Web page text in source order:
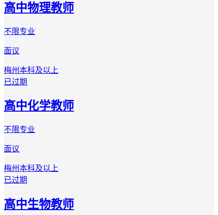
高中物理教师
不限专业
面议
梅州本科及以上
已过期
高中化学教师
不限专业
面议
梅州本科及以上
已过期
高中生物教师